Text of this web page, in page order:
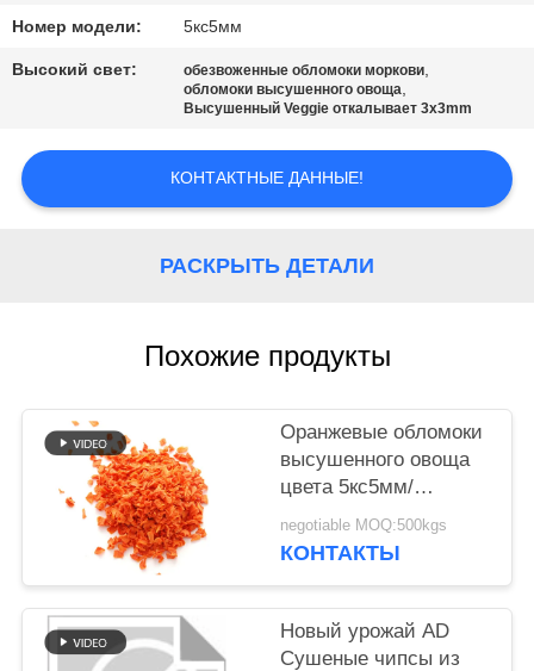
НОВОСТИ
ЗАПРОСИТЕ
ЦИТАТУ
ПОЛИТИКА
УЕДИНЕНИЯ
Номер модели: 5кс5мм
Высокий свет: обезвоженные обломоки моркови,
обломоки высушенного овоща,
Высушенный Veggie откалывает 3x3mm
КОНТАКТНЫЕ ДАННЫЕ!
РАСКРЫТЬ ДЕТАЛИ
Похожие продукты
Оранжевые обломоки
высушенного овоща
цвета 5кс5мм/
обезводили
Вегетабле хлопья
negotiable MOQ:500kgs
КОНТАКТЫ
Новый урожай AD
Сушеные чипсы из